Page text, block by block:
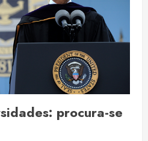
procura-se